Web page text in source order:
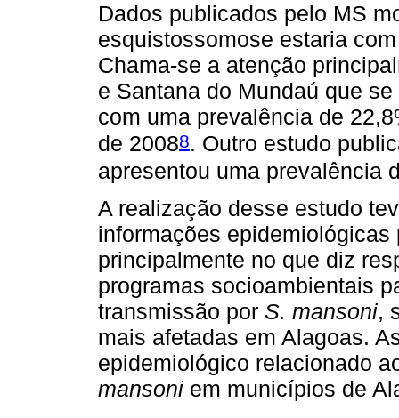
Dados publicados pelo MS
esquistossomose estaria
Chama-se a atenção
e Santana do Mundaú que
com uma prevalência de
de 20088. Outro estudo
apresentou uma prevalência
A realização desse estudo
informações
principalmente no que diz
programas socioambientais
transmissão por S. mansoni,
mais afetadas em Alagoas.
epidemiológico relacionado
mansoni em municípios de